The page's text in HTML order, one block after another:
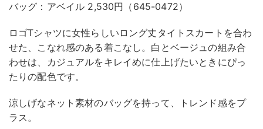
バッグ：アベイル 2,530円（645-0472）
ロゴTシャツに女性らしいロング丈タイトスカートを合わ
せた、こなれ感のある着こなし。白とベージュの組み合
わせは、カジュアルをキレイめに仕上げたいときにぴっ
たりの配色です。
涼しげなネット素材のバッグを持って、トレンド感をプ
ラス。